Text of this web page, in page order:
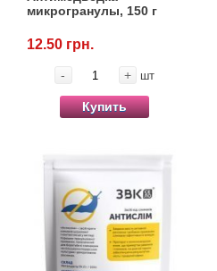
микрогранулы, 150 г
12.50 грн.
- + шт
Купить